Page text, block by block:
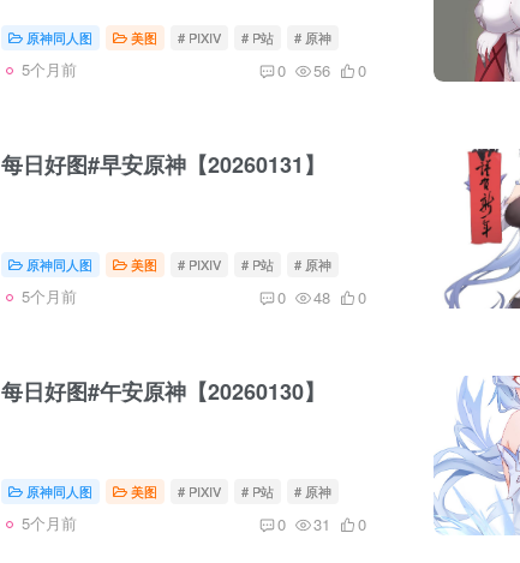
原神同人图 美图 # PIXIV # P站 # 原神
5个月前 0 56 0
每日好图#早安原神【20260131】
原神同人图 美图 # PIXIV # P站 # 原神
5个月前 0 48 0
每日好图#午安原神【20260130】
原神同人图 美图 # PIXIV # P站 # 原神
5个月前 0 31 0